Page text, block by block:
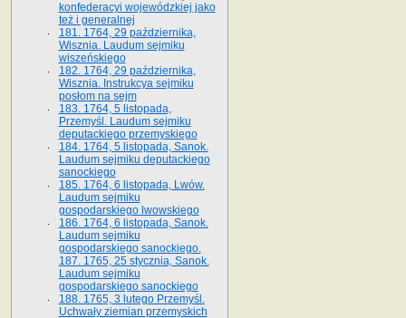
konfederacyi wojewódzkiej jako
też i generalnej
181. 1764, 29 października,
Wisznia. Laudum sejmiku
wiszeńskiego
182. 1764, 29 października,
Wisznia. Instrukcya sejmiku
posłom na sejm
183. 1764, 5 listopada,
Przemyśl. Laudum sejmiku
deputackiego przemyskiego
184. 1764, 5 listopada, Sanok.
Laudum sejmiku deputackiego
sanockiego
185. 1764, 6 listopada, Lwów.
Laudum sejmiku
gospodarskiego lwowskiego
186. 1764, 6 listopada, Sanok.
Laudum sejmiku
gospodarskiego sanockiego.
187. 1765, 25 stycznia, Sanok.
Laudum sejmiku
gospodarskiego sanockiego
188. 1765, 3 lutego Przemyśl.
Uchwały ziemian przemyskich